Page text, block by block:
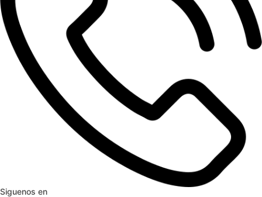
Siguenos en